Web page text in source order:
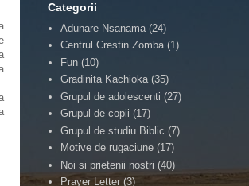
Categorii
Adunare Nsanama (24)
Centrul Crestin Zomba (1)
Fun (10)
Gradinita Kachioka (35)
Grupul de adolescenti (27)
Grupul de copii (17)
Grupul de studiu Biblic (7)
Motive de rugaciune (17)
Noi si prietenii nostri (40)
Prayer Letter (3)